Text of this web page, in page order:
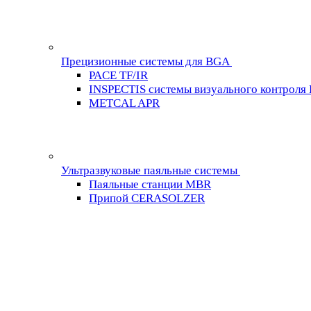
Прецизионные системы для BGA
PACE TF/IR
INSPECTIS системы визуального контроля
METCAL APR
Ультразвуковые паяльные системы
Паяльные станции MBR
Припой CERASOLZER